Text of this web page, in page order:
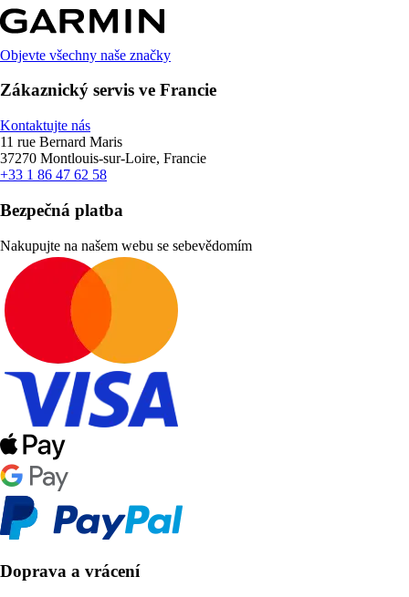
Objevte všechny naše značky
Zákaznický servis ve Francie
Kontaktujte nás
11 rue Bernard Maris
37270 Montlouis-sur-Loire, Francie
+33 1 86 47 62 58
Bezpečná platba
Nakupujte na našem webu se sebevědomím
Doprava a vrácení